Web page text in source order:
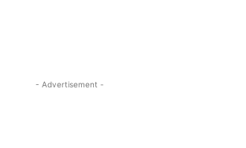
- Advertisement -